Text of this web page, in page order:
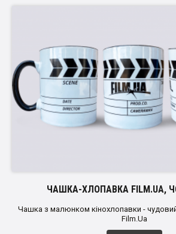
ЧАШКА-ХЛОПАВКА FILM.UA,
Чашка з малюнком кінохлопавки - чудовий
Film.Ua